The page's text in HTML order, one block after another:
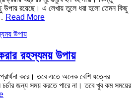
উপায় রয়েছে। এ লেখায় তুলে ধরা হলো তেমন কিছু
Read More
রহস্যময় উপায়
করে। তবে এতে অনেক বেশি যত্নের
জন্য সময় করতে পারে না। তবে খুব কম সময়ের